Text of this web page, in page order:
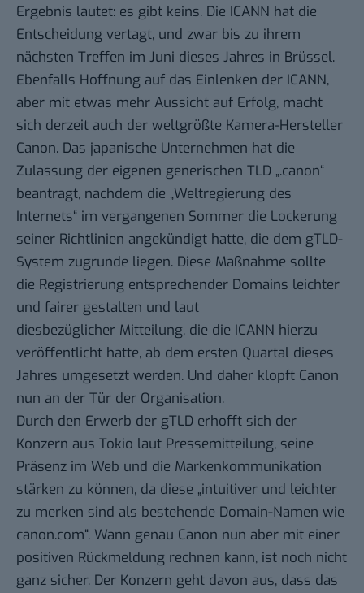
Ergebnis lautet: es gibt keins. Die ICANN hat die
Entscheidung vertagt, und zwar bis zu ihrem
nächsten Treffen im Juni dieses Jahres in Brüssel.
Ebenfalls Hoffnung auf das Einlenken der ICANN,
aber mit etwas mehr Aussicht auf Erfolg, macht
sich derzeit auch der weltgrößte Kamera-Hersteller
Canon. Das japanische Unternehmen hat die
Zulassung der eigenen generischen TLD „.canon“
beantragt, nachdem die „Weltregierung des
Internets“ im vergangenen Sommer die Lockerung
seiner Richtlinien angekündigt hatte, die dem gTLD-
System zugrunde liegen. Diese Maßnahme sollte
die Registrierung entsprechender Domains leichter
und fairer gestalten und laut
diesbezüglicher Mitteilung, die die ICANN hierzu
veröffentlicht hatte, ab dem ersten Quartal dieses
Jahres umgesetzt werden. Und daher klopft Canon
nun an der Tür der Organisation.
Durch den Erwerb der gTLD erhofft sich der
Konzern aus Tokio laut Pressemitteilung, seine
Präsenz im Web und die Markenkommunikation
stärken zu können, da diese „intuitiver und leichter
zu merken sind als bestehende Domain-Namen wie
canon.com“. Wann genau Canon nun aber mit einer
positiven Rückmeldung rechnen kann, ist noch nicht
ganz sicher. Der Konzern geht davon aus, dass das